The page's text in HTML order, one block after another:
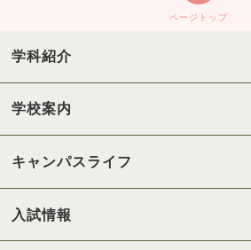
ページトップ
学科紹介
学校案内
キャンパスライフ
入試情報